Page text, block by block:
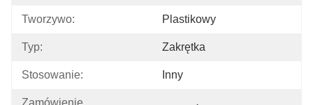
Tworzywo: Plastikowy
Typ: Zakrętka
Stosowanie: Inny
Zamówienie